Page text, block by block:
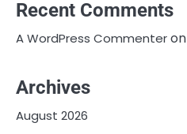
Recent Comments
A WordPress Commenteron
Archives
August 2026